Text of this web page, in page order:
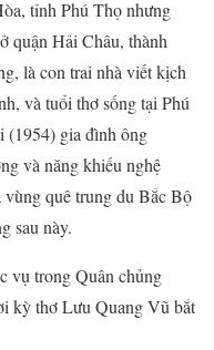
tỉnh Phú Thọ nhưng
quận Hải Châu, thành
là con trai nhà viết kịch
và tuổi thơ sống tại Phú
(1954) gia đình ông
và năng khiếu nghệ
vùng quê trung du Bắc Bộ
sau này.
vụ trong Quân chủng
kỳ thơ Lưu Quang Vũ bắt